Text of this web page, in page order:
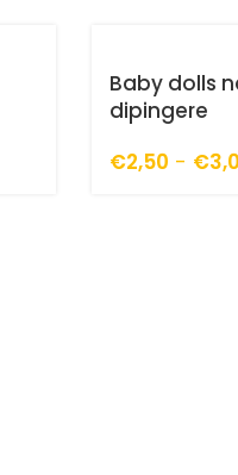
Baby dolls
dipingere
€2,50 - €